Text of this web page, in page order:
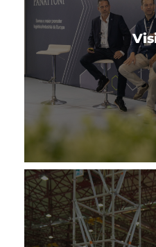
Crie o futuro da sua
Logistics &
nos setores de
SAIBA